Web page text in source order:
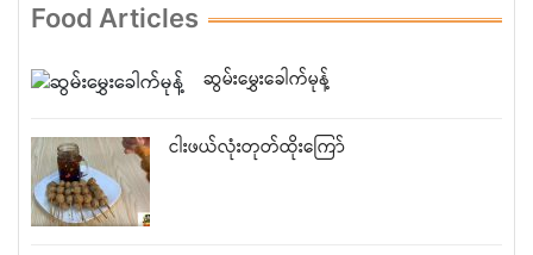
Food Articles
ဆွမ်းမွှေးခေါက်မုန့်
ငါးဖယ်လုံးတုတ်ထိုးကြော်